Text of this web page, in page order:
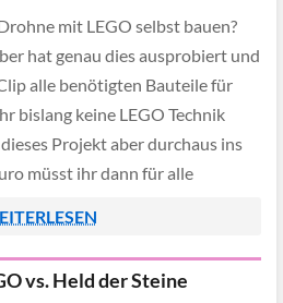
mit LEGO selbst bauen?
hat genau dies ausprobiert und
alle benötigten Bauteile für
bislang keine LEGO Technik
Projekt aber durchaus ins
müsst ihr dann für alle
vs. Held der Steine